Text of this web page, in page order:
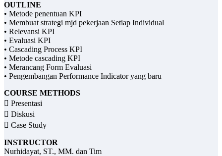
OUTLINE
• Metode penentuan KPI
• Membuat strategi mjd pekerjaan Setiap Individual
• Relevansi KPI
• Evaluasi KPI
• Cascading Process KPI
• Metode cascading KPI
• Merancang Form Evaluasi
• Pengembangan Performance Indicator yang baru
COURSE METHODS
 Presentasi
 Diskusi
 Case Study
INSTRUCTOR
Nurhidayat, ST., MM. dan Tim